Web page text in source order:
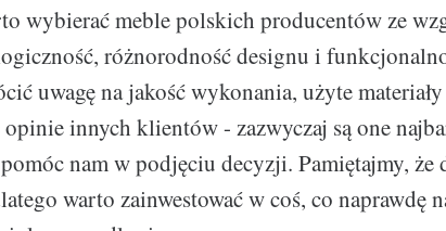
wybierać meble polskich producentów ze
różnorodność designu i
uwagę na jakość wykonania, użyte
opinie innych klientów - zazwyczaj są one
nam w podjęciu decyzji. Pamiętajmy, że
warto zainwestować w coś, co naprawdę